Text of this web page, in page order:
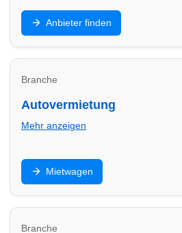
Wallbox, Installation,
Finde Anbieter in Hilden für E-
im Gewerbe.
Anbieter finden
Branche
Autovermietung
Mehr anzeigen
Mietwagen für Urlaub, Umzug
Finde Autovermietungen in
Konditionen.
Mietwagen
Branche